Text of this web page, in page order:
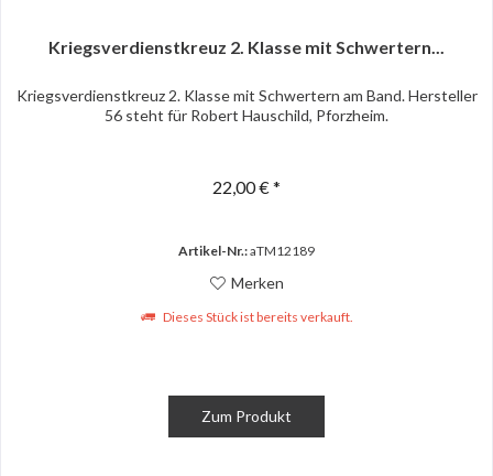
Kriegsverdienstkreuz 2. Klasse mit Schwertern...
Kriegsverdienstkreuz 2. Klasse mit Schwertern am Band. Hersteller
56 steht für Robert Hauschild, Pforzheim.
22,00 € *
Artikel-Nr.:aTM12189
Merken
Dieses Stück ist bereits verkauft.
Zum Produkt